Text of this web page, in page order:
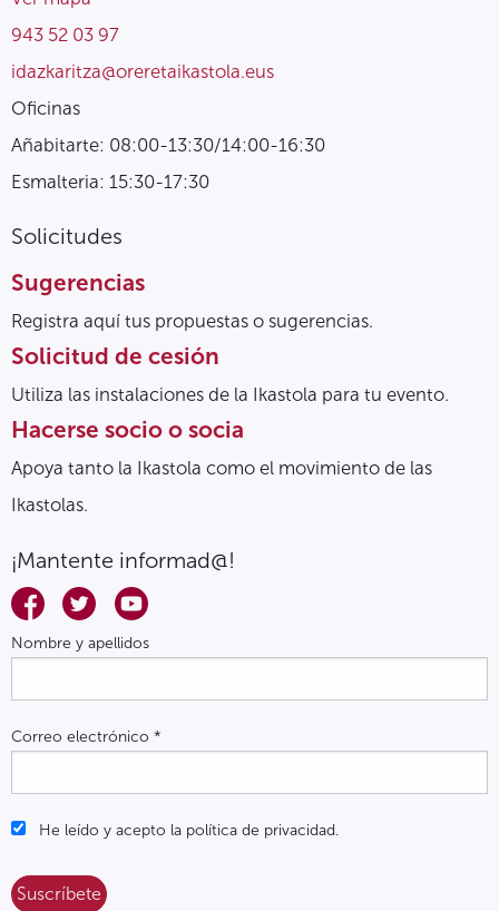
943 52 03 97
idazkaritza@oreretaikastola.eus
Oficinas
Añabitarte: 08:00-13:30/14:00-16:30
Esmalteria: 15:30-17:30
Solicitudes
Sugerencias
Registra aquí tus propuestas o sugerencias.
Solicitud de cesión
Utiliza las instalaciones de la Ikastola para tu evento.
Hacerse socio o socia
Apoya tanto la Ikastola como el movimiento de las
Ikastolas.
¡Mantente informad@!
Nombre y apellidos
Correo electrónico *
He leído y acepto la política de privacidad.